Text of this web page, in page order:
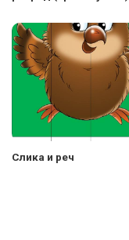
Слика и реч